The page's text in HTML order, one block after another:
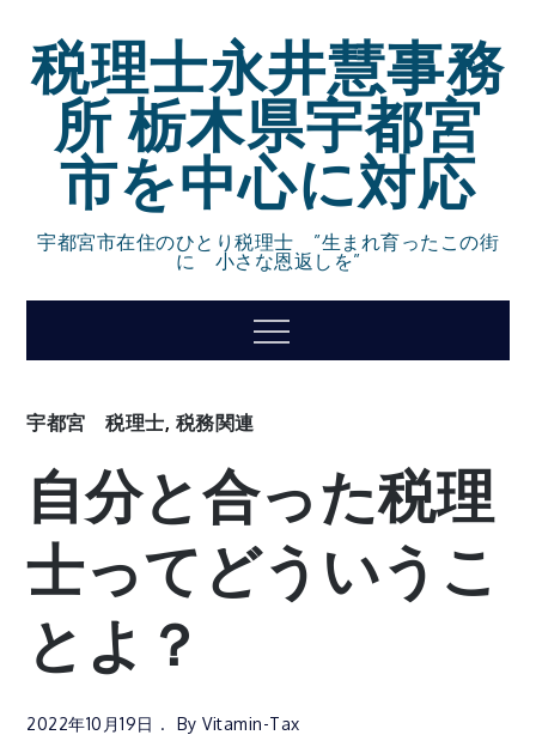
content
税理士永井慧事務
所 栃木県宇都宮
市を中心に対応
宇都宮市在住のひとり税理士 ”生まれ育ったこの街
に 小さな恩返しを”
Menu
宇都宮 税理士, 税務関連
自分と合った税理
士ってどういうこ
とよ？
2022年10月19日 ByVitamin-Tax